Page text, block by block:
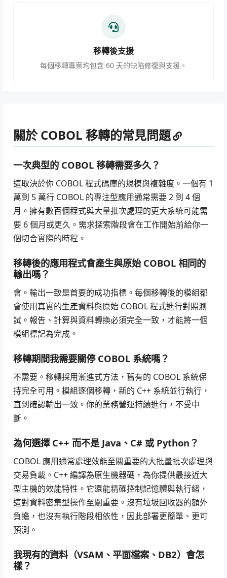
移轉後支援
每個移轉專案均包含 60 天的缺陷修復與支援。
關於 COBOL 移轉的常見問題
一次典型的 COBOL 移轉需要多久？
這取決於你 COBOL 程式碼庫的規模與複雜度。一個有 1
萬到 5 萬行 COBOL 的專注型應用通常需要 2 到 4 個
月。擁有數百個程式與大量批次處理的更大系統可能需
要 6 個月或更久。需求探索階段會在工作開始前給你一
個切合實際的時程。
移轉後的應用程式會產生與原始 COBOL 相同的
輸出嗎？
會。輸出一致是首要的成功指標。每個移轉後的模組都
會使用真實的生產資料與原始 COBOL 程式進行對照測
試。報告、計算與資料轉換必須完全一致，才能將一個
模組標記為完成。
移轉期間我需要關停 COBOL 系統嗎？
不需要。移轉採用漸進式方法，舊有的 COBOL 系統保
持完全可用。模組逐個移轉，新的 C++ 系統並行執行，
直到確認輸出一致。你的業務營運持續進行，不受中
斷。
為何選擇 C++ 而不是 Java、C# 或 Python？
COBOL 應用通常處理效能至關重要的大批量批次處理與
交易負載。C++ 編譯為原生機器碼，為你提供最接近大
型主機的效能特性。它還能精確控制記憶體與執行緒，
這對資料密集型操作至關重要。沒有垃圾回收器的額外
負擔，也沒有執行階段相依性，因此部署更簡單、更可
預測。
我現有的資料（VSAM、平面檔案、DB2）會怎
樣？